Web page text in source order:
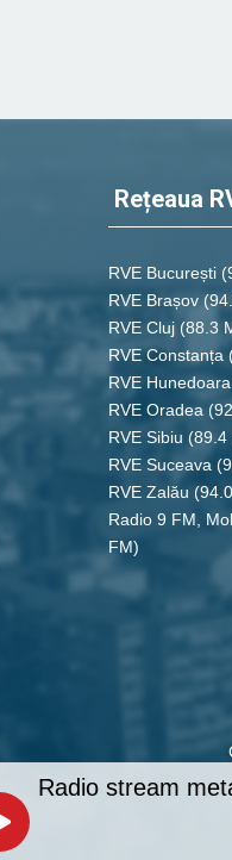
Rețeaua
RVE București
RVE Brașov
RVE Cluj (88.3
RVE Constanța
RVE Hunedoara
RVE Oradea
RVE Sibiu (89.4
RVE Suceava
RVE Zalău
Radio 9 FM,
FM)
Radio stream